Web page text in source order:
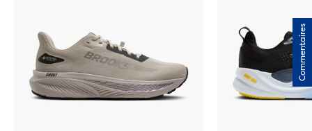
Commentaires